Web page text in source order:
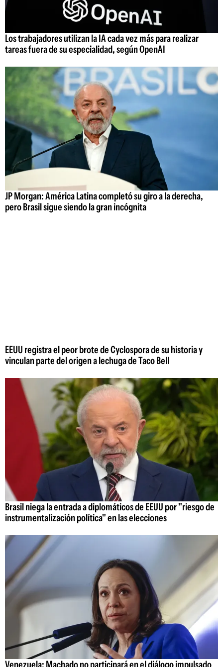
Los trabajadores utilizan la IA cada vez más para realizar
tareas fuera de su especialidad, según OpenAI
JP Morgan: América Latina completó su giro a la derecha,
pero Brasil sigue siendo la gran incógnita
EEUU registra el peor brote de Cyclospora de su historia y
vinculan parte del origen a lechuga de Taco Bell
Brasil niega la entrada a diplomáticos de EEUU por "riesgo de
instrumentalización política" en las elecciones
Venezuela: Machado no participará en el diálogo impulsado